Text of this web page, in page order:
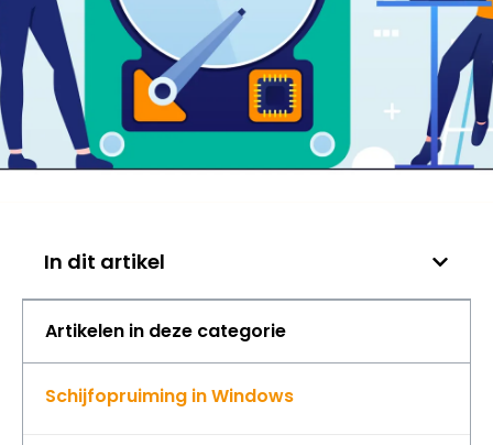
In dit artikel
Artikelen in deze categorie
Schijfopruiming in Windows